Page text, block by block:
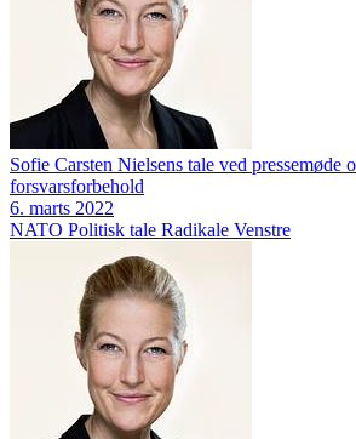
Sofie Carsten Nielsens tale ved pressemøde
forsvarsforbehold
6. marts 2022
NATO Politisk tale Radikale Venstre